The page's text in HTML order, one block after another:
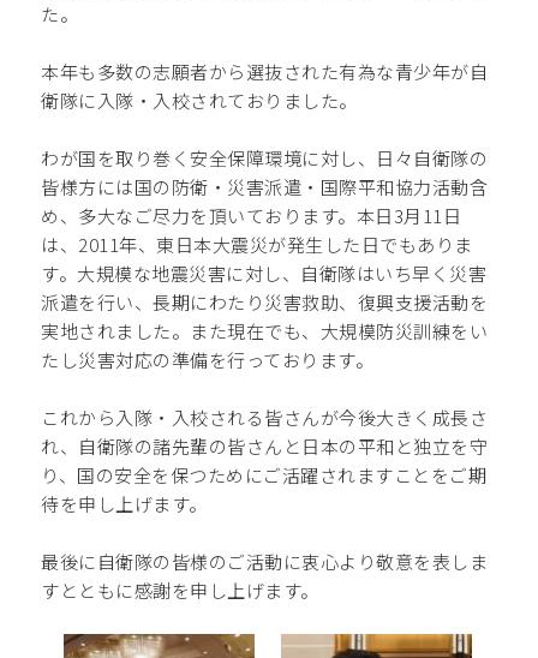
た。
本年も多数の志願者から選抜された有為な青少年が自
衛隊に入隊・入校されておりました。
わが国を取り巻く安全保障環境に対し、日々自衛隊の
皆様方には国の防衛・災害派遣・国際平和協力活動含
め、多大なご尽力を頂いております。本日3月11日
は、2011年、東日本大震災が発生した日でもありま
す。大規模な地震災害に対し、自衛隊はいち早く災害
派遣を行い、長期にわたり災害救助、復興支援活動を
実地されました。また現在でも、大規模防災訓練をい
たし災害対応の準備を行っております。
これから入隊・入校される皆さんが今後大きく成長さ
れ、自衛隊の諸先輩の皆さんと日本の平和と独立を守
り、国の安全を保つためにご活躍されますことをご期
待を申し上げます。
最後に自衛隊の皆様のご活動に衷心より敬意を表しま
すとともに感謝を申し上げます。